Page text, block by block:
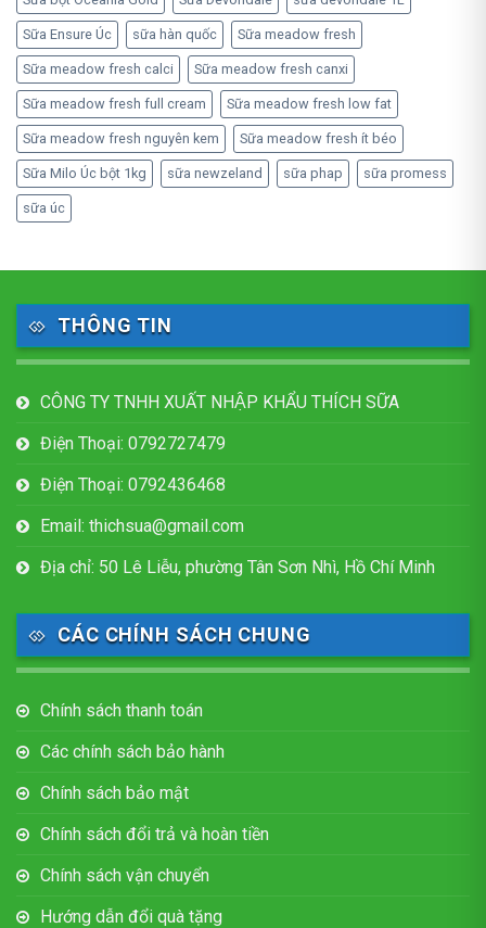
Sữa Ensure Úc sữa hàn quốc Sữa meadow fresh
Sữa meadow fresh calci Sữa meadow fresh canxi
Sữa meadow fresh full cream Sữa meadow fresh low fat
Sữa meadow fresh nguyên kem Sữa meadow fresh ít béo
Sữa Milo Úc bột 1kg sữa newzeland sữa phap sữa promess
sữa úc
THÔNG TIN
CÔNG TY TNHH XUẤT NHẬP KHẨU THÍCH SỮA
Điện Thoại: 0792727479
Điện Thoại: 0792436468
Email: thichsua@gmail.com
Địa chỉ: 50 Lê Liễu, phường Tân Sơn Nhì, Hồ Chí Minh
CÁC CHÍNH SÁCH CHUNG
Chính sách thanh toán
Các chính sách bảo hành
Chính sách bảo mật
Chính sách đổi trả và hoàn tiền
Chính sách vận chuyển
Hướng dẫn đổi quà tặng